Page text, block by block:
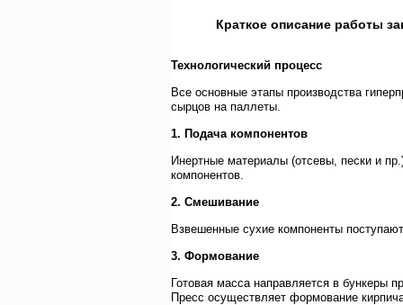
Краткое описание работы
Технологический процесс
Все основные этапы производства
сырцов на паллеты.
1. Подача компонентов
Инертные материалы (отсевы, пески и
компонентов.
2. Смешивание
Взвешенные сухие компоненты
3. Формование
Готовая масса направляется в бункеры
Пресс осуществляет формование